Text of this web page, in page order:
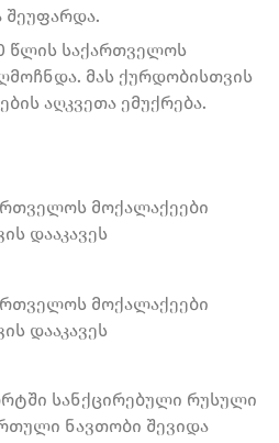
შეუფარდა.
წლის საქართველოს
მას ქურდობისთვის
აღკვეთა ემუქრება.
მოქალაქეები
დააკავეს
მოქალაქეები
დააკავეს
სანქცირებული რუსული
ნავთობი შევიდა